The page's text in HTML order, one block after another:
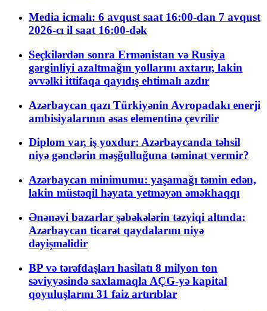
Media icmalı: 6 avqust saat 16:00-dan 7 avqust
2026-cı il saat 16:00-dək
Seçkilərdən sonra Ermənistan və Rusiya
gərginliyi azaltmağın yollarını axtarır, lakin
əvvəlki ittifaqa qayıdış ehtimalı azdır
Azərbaycan qazı Türkiyənin Avropadakı enerji
ambisiyalarının əsas elementinə çevrilir
Diplom var, iş yoxdur: Azərbaycanda təhsil
niyə gənclərin məşğulluğuna təminat vermir?
Azərbaycan minimumu: yaşamağı təmin edən,
lakin müstəqil həyata yetməyən əməkhaqqı
Ənənəvi bazarlar şəbəkələrin təzyiqi altında:
Azərbaycan ticarət qaydalarını niyə
dəyişməlidir
BP və tərəfdaşları hasilatı 8 milyon ton
səviyyəsində saxlamaqla AÇG-yə kapital
qoyuluşlarını 31 faiz artırıblar